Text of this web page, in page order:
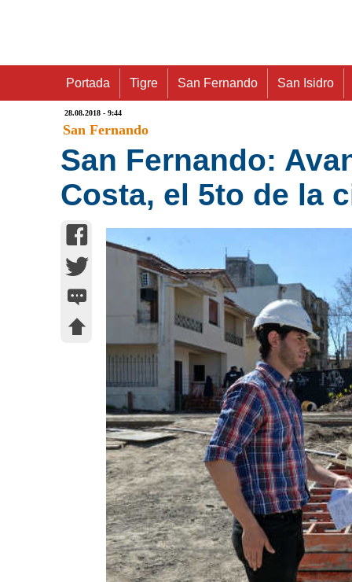
Portada Tigre San Fernando San Isidro
28.08.2018 - 9:44
San Fernando
San Fernando:
Costa, el 5to de la